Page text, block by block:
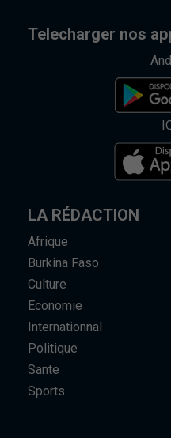
Telecharger nos
LA RÉDACTION
Afrique
Burkina Faso
Culture
Economie
Internationnal
Politique
Sante
Sports